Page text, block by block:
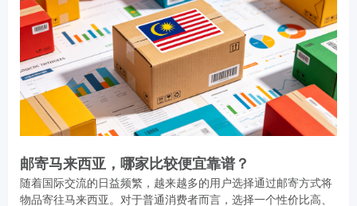
邮寄马来西亚，哪家比较便宜靠谱？
随着国际交流的日益频繁，越来越多的用户选择通过邮寄方式将
物品寄往马来西亚。对于普通消费者而言，选择一个性价比高、